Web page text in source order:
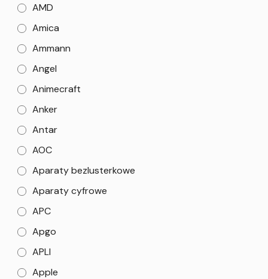
AMD
Amica
Ammann
Angel
Animecraft
Anker
Antar
AOC
Aparaty bezlusterkowe
Aparaty cyfrowe
APC
Apgo
APLI
Apple